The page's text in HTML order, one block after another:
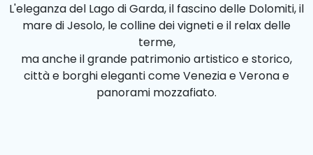
L'eleganza del Lago di Garda, il fascino delle Dolomiti, il
mare di Jesolo, le colline dei vigneti e il relax delle
terme,
ma anche il grande patrimonio artistico e storico,
città e borghi eleganti come Venezia e Verona e
panorami mozzafiato.